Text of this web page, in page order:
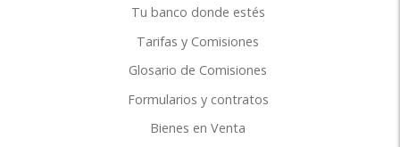
Tu banco donde estés
Tarifas y Comisiones
Glosario de Comisiones
Formularios y contratos
Bienes en Venta